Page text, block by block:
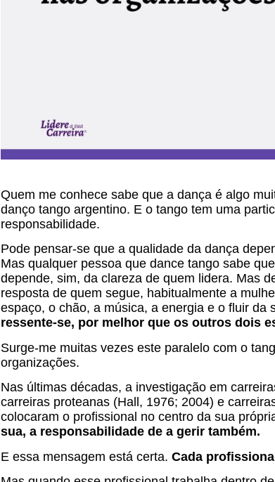
Quem me conhece sabe que a dança é algo
danço tango argentino. E o tango tem uma
responsabilidade.
Pode pensar-se que a qualidade da dança
Mas qualquer pessoa que dance tango sabe
depende, sim, da clareza de quem lidera. Mas
resposta de quem segue, habitualmente a
espaço, o chão, a música, a energia e o fluir da
ressente-se, por melhor que os outros dois
Surge-me muitas vezes este paralelo com o
organizações.
Nas últimas décadas, a investigação em
carreiras proteanas (Hall, 1976; 2004) e
colocaram o profissional no centro da sua
sua, a responsabilidade de a gerir também.
E essa mensagem está certa. Cada